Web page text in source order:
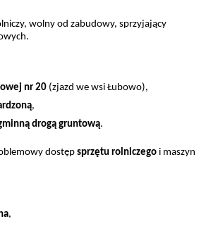
wolny od zabudowy, sprzyjający
nr 20 (zjazd we wsi Łubowo),
,
drogą gruntową.
dostęp sprzętu rolniczego i maszyn
,